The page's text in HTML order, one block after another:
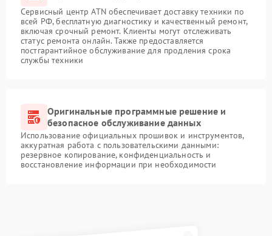
Сервисный центр ATN обеспечивает доставку техники по
всей РФ, бесплатную диагностику и качественный ремонт,
включая срочный ремонт. Клиенты могут отслеживать
статус ремонта онлайн. Также предоставляется
постгарантийное обслуживание для продления срока
службы техники
Оригинальные программные решение и
безопасное обслуживание данных
Использование официальных прошивок и инструментов,
аккуратная работа с пользовательскими данными:
резервное копирование, конфиденциальность и
восстановление информации при необходимости